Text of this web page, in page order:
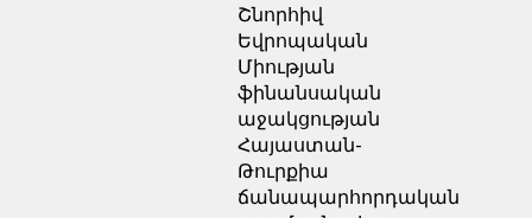
Շնորհիվ
Եվրոպական
Միության
ֆինանսական
աջակցության
Հայաստան-
Թուրքիա
ճանապարհորդական